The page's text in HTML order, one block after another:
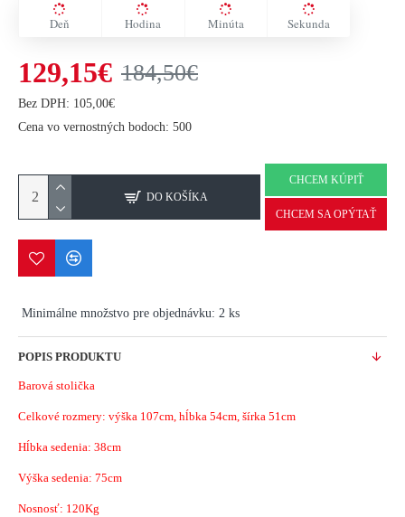
Deň Hodina Minúta Sekunda
129,15€ 184,50€
Bez DPH: 105,00€
Cena vo vernostných bodoch: 500
DO KOŠÍKA
CHCEM KÚPIŤ
CHCEM SA OPÝTAŤ
Minimálne množstvo pre objednávku: 2 ks
POPIS PRODUKTU
Barová stolička
Celkové rozmery: výška 107cm, hĺbka 54cm, šírka 51cm
Hĺbka sedenia: 38cm
Výška sedenia: 75cm
Nosnosť: 120Kg